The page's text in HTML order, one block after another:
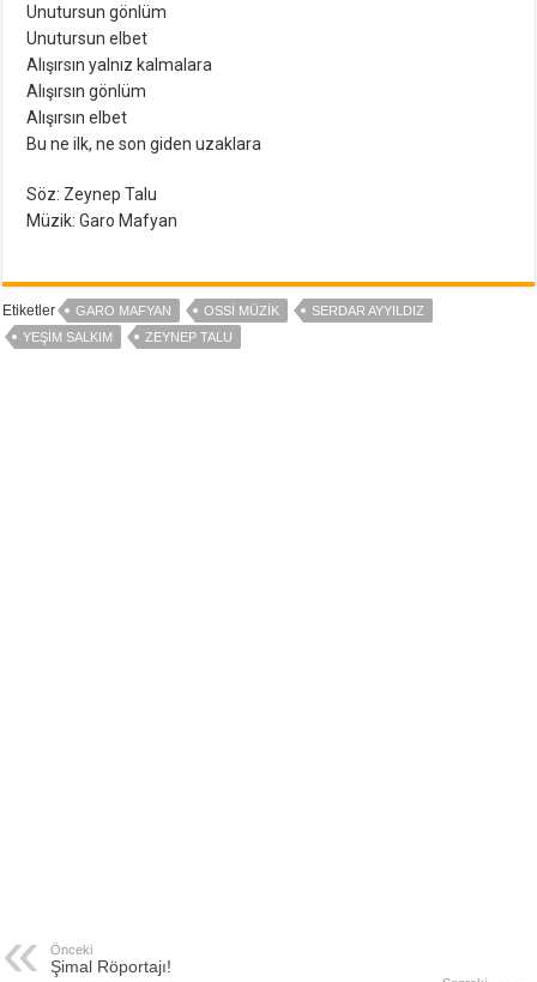
Unutursun gönlüm
Unutursun elbet
Alışırsın yalnız kalmalara
Alışırsın gönlüm
Alışırsın elbet
Bu ne ilk, ne son giden uzaklara
Söz: Zeynep Talu
Müzik: Garo Mafyan
Etiketler GARO MAFYAN OSSI MÜZIK
SERDAR AYYILDIZ
YEŞIM SALKIM
ZEYNEP TALU
Önceki
Şimal Röportajı!